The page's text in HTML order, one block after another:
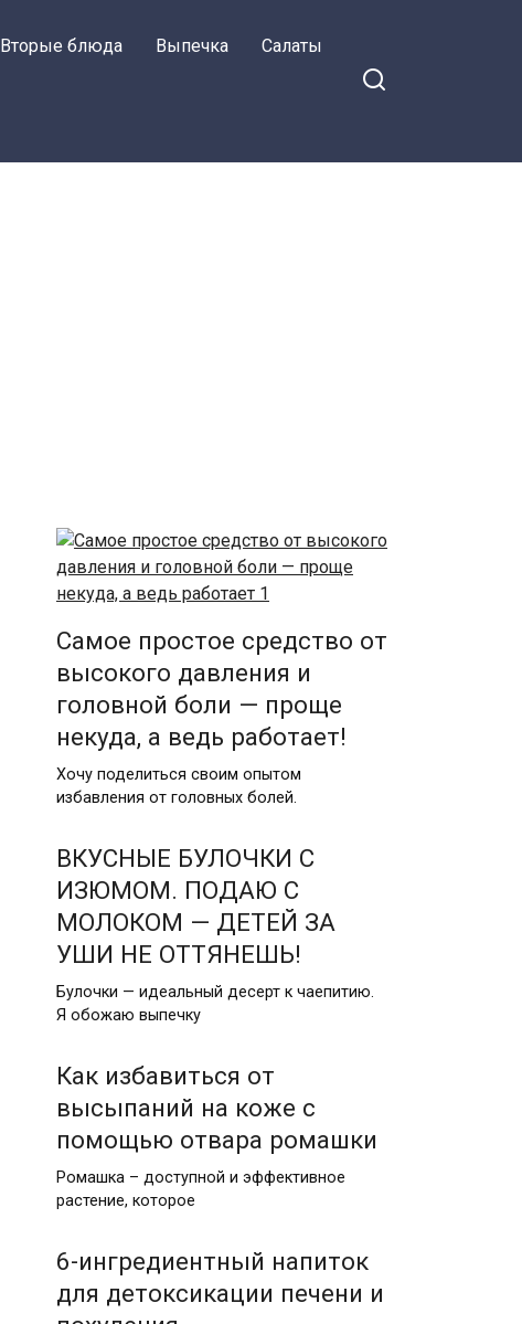
Вторые блюда Выпечка Салаты
Самое простое средство от
высокого давления и
головной боли — проще
некуда, а ведь работает!
Хочу поделиться своим опытом
избавления от головных болей.
ВКУСНЫЕ БУЛОЧКИ С
ИЗЮМОМ. ПОДАЮ С
МОЛОКОМ — ДЕТЕЙ ЗА
УШИ НЕ ОТТЯНЕШЬ!
Булочки — идеальный десерт к чаепитию.
Я обожаю выпечку
Как избавиться от
высыпаний на коже с
помощью отвара ромашки
Ромашка – доступной и эффективное
растение, которое
6-ингредиентный напиток
для детоксикации печени и